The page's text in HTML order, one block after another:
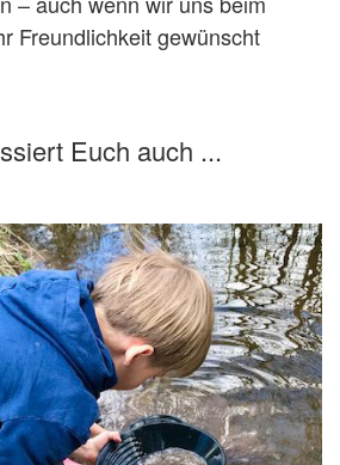
Freundlichkeit gewünscht
Euch auch ...